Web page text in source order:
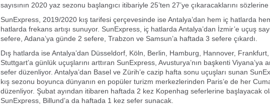
sayısının 2020 yaz sezonu başlangıcı itibariyle 25’ten 27’ye çıkaracaklarını sözlerine
SunExpress, 2019/2020 kış tarifesi çerçevesinde ise Antalya’dan hem iç hatlarda
hatlarda frekans artışı sunuyor. SunExpress, iç hatlarda Antalya’dan İzmir’e uçuş
sefere, Adana’ya günde 2 sefere, Trabzon ve Samsun’a haftada 3 sefere çıkardı.
Dış hatlarda ise Antalya’dan Düsseldorf, Köln, Berlin, Hamburg, Hannover,
Stuttgart’a günlük uçuşlarını arttıran SunExpress, Avusturya’nın başkenti Viyana’ya
sefer düzenliyor. Antalya’dan Basel ve Zürih’e cazip hafta sonu uçuşları sunan
kış sezonu boyunca dünyanın en popüler turizm merkezlerinden Paris’e de her
düzenliyor. Şubat ayından itibaren haftada 2 kez Kopenhag seferlerine başlayacak
SunExpress, Billund’a da haftada 1 kez sefer sunacak.